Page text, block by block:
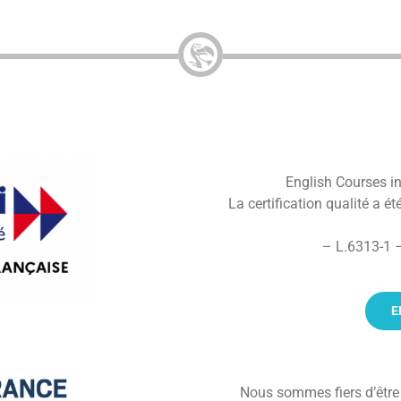
English Courses
La certification qualité a
– L.6313-1
Nous sommes fiers